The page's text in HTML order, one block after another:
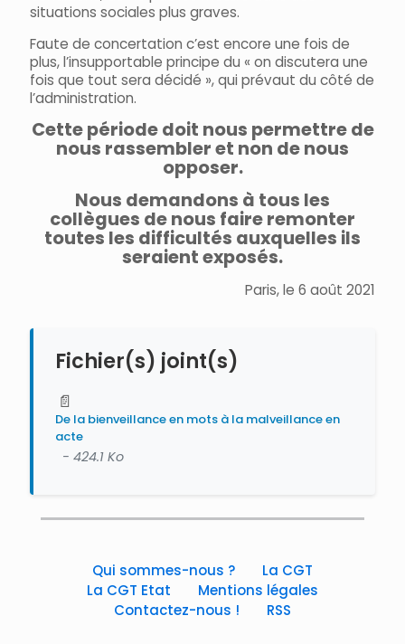
situations sociales plus graves.
Faute de concertation c’est encore une fois de
plus, l’insupportable principe du « on discutera une
fois que tout sera décidé », qui prévaut du côté de
l’administration.
Cette période doit nous permettre de
nous rassembler et non de nous
opposer.
Nous demandons à tous les
collègues de nous faire remonter
toutes les difficultés auxquelles ils
seraient exposés.
Paris, le 6 août 2021
Fichier(s) joint(s)
📄
De la bienveillance en mots à la malveillance en
acte
- 424.1 Ko
Qui sommes-nous ?
La CGT
La CGT Etat
Mentions légales
Contactez-nous !
RSS